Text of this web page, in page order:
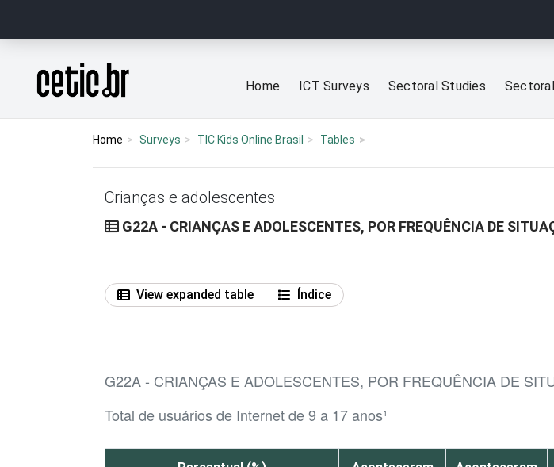
Página inicial
Home ICT Surveys Sectoral Studies
Home Surveys TIC Kids Online Brasil Tables
Crianças e adolescentes
G22A - CRIANÇAS E ADOLESCENTES, POR FREQUÊNCIA DE
View expanded table
Índice
G22A - CRIANÇAS E ADOLESCENTES, POR FREQUÊNCIA DE
Total de usuários de Internet de 9 a 17 anos¹